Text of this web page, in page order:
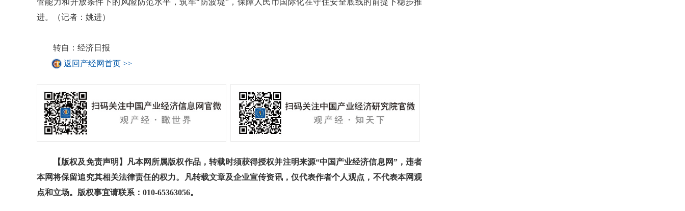
管能力和开放条件下的风险防范水平，筑牢“防波堤”，保障人民币国际化在守住安全底线的前提下稳步推
进。（记者：姚进）
转自：经济日报
返回产经网首页 >>
【版权及免责声明】凡本网所属版权作品，转载时须获得授权并注明来源“中国产业经济信息网”，违者
本网将保留追究其相关法律责任的权力。凡转载文章及企业宣传资讯，仅代表作者个人观点，不代表本网观
点和立场。版权事宜请联系：010-65363056。